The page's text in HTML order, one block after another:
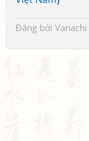
Đăng bởi Vanachi